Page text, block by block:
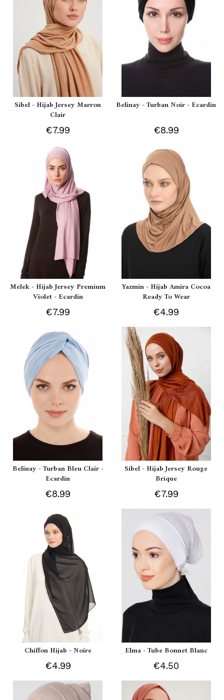
Sibel - Hijab Jersey Marron
Clair
€7.99
Belinay - Turban Noir - Ecardin
€8.99
Melek - Hijab Jersey Premium
Violet - Ecardin
€7.99
Yazmin - Hijab Amira Cocoa
Ready To Wear
€4.99
Belinay - Turban Bleu Clair -
Ecardin
€8.99
Sibel - Hijab Jersey Rouge
Brique
€7.99
Chiffon Hijab - Noire
€4.99
Elma - Tube Bonnet Blanc
€4.50